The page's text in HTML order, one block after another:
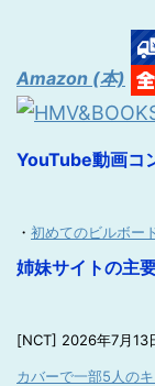
Amazon (本)
YouTube動画コ
・ 初めてのビルボー
姉妹サイトの主
[NCT] 2026年7月
カバーで一部5人の